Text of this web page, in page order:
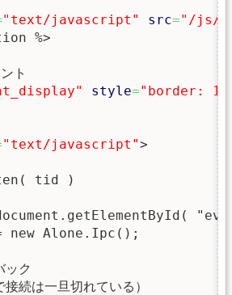
"text/javascript" src="/js/
%>
style="border:
"text/javascript">
tid )
new Alone.Ipc();
ク
続は一旦切れている）